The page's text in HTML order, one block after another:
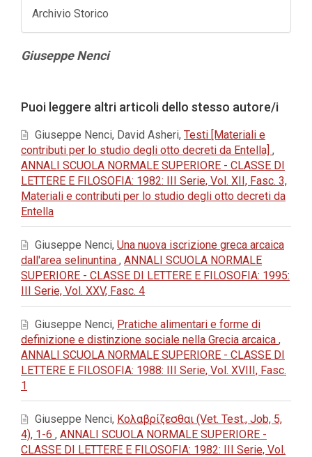
Archivio Storico
Contenuto
Giuseppe Nenci
dell'articolo
Puoi leggere altri articoli dello stesso autore/i
Giuseppe Nenci, David Asheri, Testi [Materiali e
contributi per lo studio degli otto decreti da Entella] ,
ANNALI SCUOLA NORMALE SUPERIORE - CLASSE DI
LETTERE E FILOSOFIA: 1982: III Serie, Vol. XII, Fasc. 3,
Materiali e contributi per lo studio degli otto decreti da
Entella
Giuseppe Nenci, Una nuova iscrizione greca arcaica
dall'area selinuntina , ANNALI SCUOLA NORMALE
SUPERIORE - CLASSE DI LETTERE E FILOSOFIA: 1995:
III Serie, Vol. XXV, Fasc. 4
Giuseppe Nenci, Pratiche alimentari e forme di
definizione e distinzione sociale nella Grecia arcaica ,
ANNALI SCUOLA NORMALE SUPERIORE - CLASSE DI
LETTERE E FILOSOFIA: 1988: III Serie, Vol. XVIII, Fasc.
1
Giuseppe Nenci, Κολαβρίζεσθαι (Vet. Test., Job, 5,
4), 1-6 , ANNALI SCUOLA NORMALE SUPERIORE -
CLASSE DI LETTERE E FILOSOFIA: 1982: III Serie, Vol.